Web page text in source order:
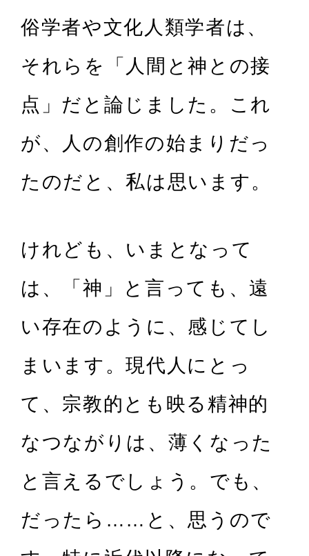
俗学者や文化人類学者は、
それらを「人間と神との接
点」だと論じました。これ
が、人の創作の始まりだっ
たのだと、私は思います。
けれども、いまとなって
は、「神」と言っても、遠
い存在のように、感じてし
まいます。現代人にとっ
て、宗教的とも映る精神的
なつながりは、薄くなった
と言えるでしょう。でも、
だったら……と、思うので